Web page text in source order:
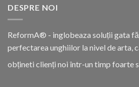
DESPRE NOI
ReformA® - inglobeaza soluții gata
perfectarea unghiilor la nivel de arta,
obțineti clienți noi într-un timp foarte